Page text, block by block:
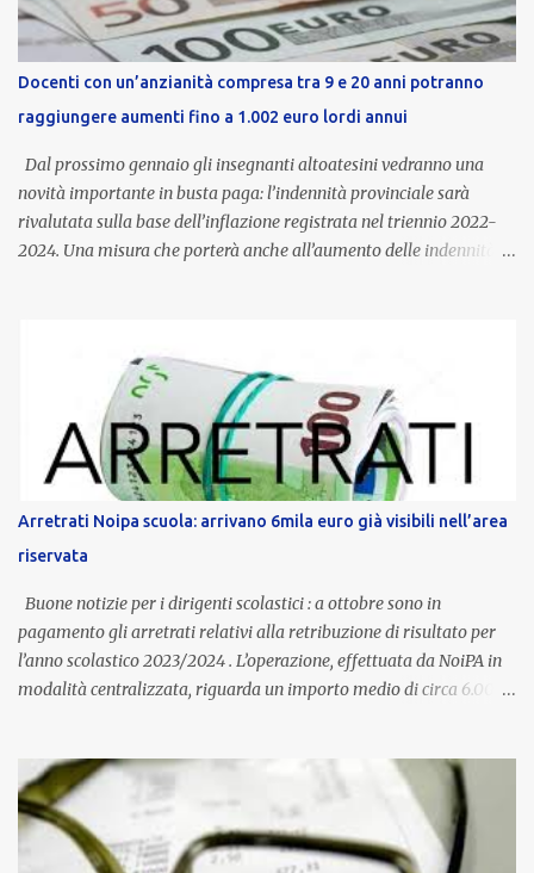
Docenti con un’anzianità compresa tra 9 e 20 anni potranno
raggiungere aumenti fino a 1.002 euro lordi annui
Dal prossimo gennaio gli insegnanti altoatesini vedranno una
novità importante in busta paga: l’indennità provinciale sarà
rivalutata sulla base dell’inflazione registrata nel triennio 2022-
2024. Una misura che porterà anche all’aumento delle indennità di
dedicato alle donne vittime di violenza di genere, in linea con la
normativa nazionale e con l’obiettivo di offrire maggiore tutela e
supporto in situazioni delicate. L’indennità provinciale per i docenti
è un unicum in Italia: si tratta di una misura esclusiva della
Provincia autonoma di Bolzano, che integra in maniera stabile lo
stipendio nazionale grazie alle prerogative garantite
dall’autonomia locale. Non è un bonus temporaneo né un
compenso accessorio, ma una voce strutturale di retribuzione,
aggiornata periodicamente in base al cost...
Arretrati Noipa scuola: arrivano 6mila euro già visibili nell’area
riservata
Buone notizie per i dirigenti scolastici : a ottobre sono in
pagamento gli arretrati relativi alla retribuzione di risultato per
l’anno scolastico 2023/2024 . L’operazione, effettuata da NoiPA in
modalità centralizzata, riguarda un importo medio di circa 6.000
ordinaria di ottobre . Cos’è la retribuzione di risultato La
retribuzione di risultato rappresenta la parte variabile dello
stipendio dei dirigenti scolastici. Viene corrisposta per valorizzare
la qualità dell’attività svolta, la gestione delle risorse e il